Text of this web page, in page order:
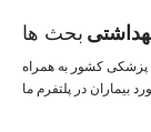
بحث ها
کشور به همراه